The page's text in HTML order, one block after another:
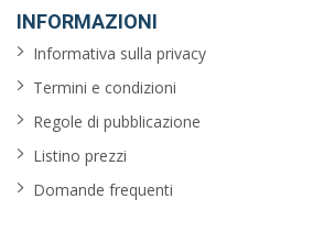
INFORMAZIONI
Informativa sulla privacy
Termini e condizioni
Regole di pubblicazione
Listino prezzi
Domande frequenti